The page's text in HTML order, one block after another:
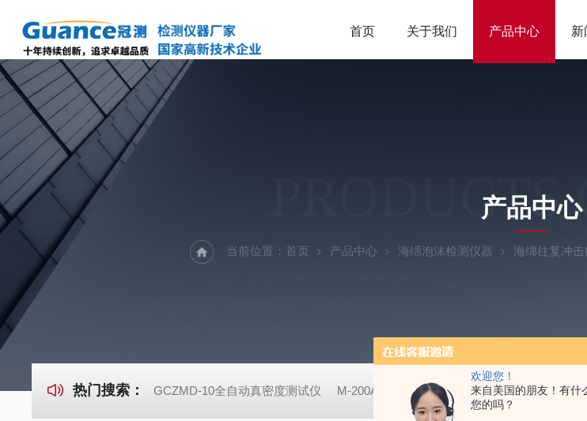
欢迎您！
来自美国的朋友！有什
您的吗？
首页 关于我们 产品中心 新
PRODUCTS
产品中心
当前位置： 首页 产品中心 海绵泡沫检测仪器 海绵往复冲击
热门搜索： GCZMD-10全自动真密度测试仪 M-200A微动摩擦磨损实验机 GCDDJ-50Kv